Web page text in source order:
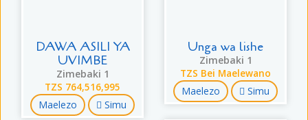
DAWA ASILI YA
UVIMBE
Zimebaki 1
TZS 764,516,995
Maelezo Simu
Unga wa lishe
Zimebaki 1
TZS Bei Maelewano
Maelezo Simu